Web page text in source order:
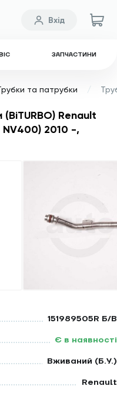
ЗАПЧАСТИНИ
Вхід
та патрубки
(BiTURBO) Renault
2010 -,
151989505R Б/В
Є в наявності
Вживаний (Б.У.)
Renault